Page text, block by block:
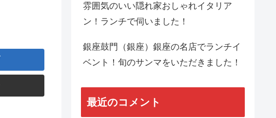
雰囲気のいい隠れ家おしゃれイタリア
ン！ランチで伺いました！
銀座鼓門（銀座）銀座の名店でランチイ
ベント！旬のサンマをいただきました！
最近のコメント